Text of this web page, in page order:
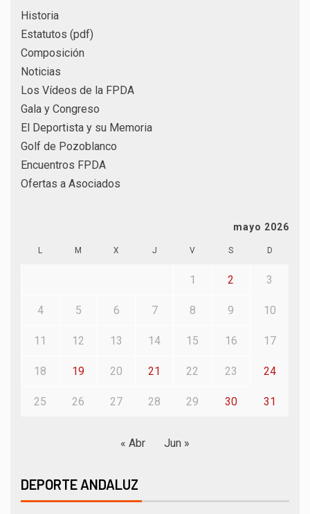
Historia
Estatutos (pdf)
Composición
Noticias
Los Vídeos de la FPDA
Gala y Congreso
El Deportista y su Memoria
Golf de Pozoblanco
Encuentros FPDA
Ofertas a Asociados
mayo 2026
L M X J V S D
1 2 3
4 5 6 7 8 9 10
11 12 13 14 15 16 17
18 19 20 21 22 23 24
25 26 27 28 29 30 31
« Abr Jun »
DEPORTE ANDALUZ